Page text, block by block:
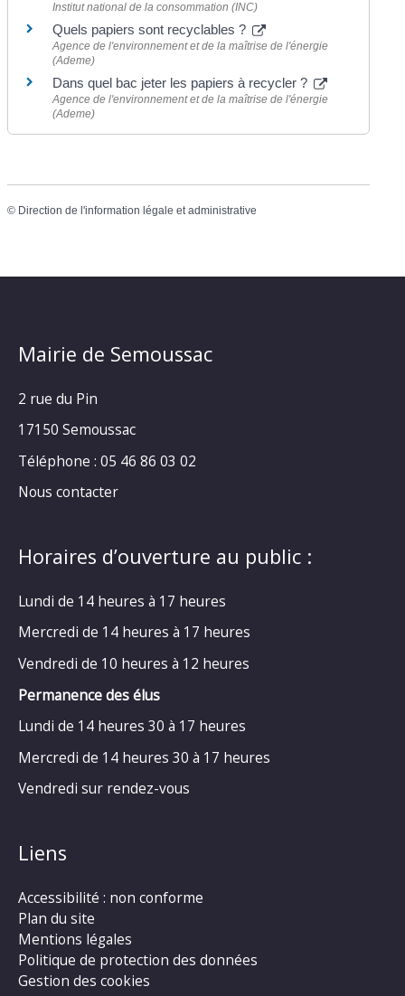
Institut national de la consommation (INC)
Quels papiers sont recyclables ?
Agence de l'environnement et de la maîtrise de l'énergie
(Ademe)
Dans quel bac jeter les papiers à recycler ?
Agence de l'environnement et de la maîtrise de l'énergie
(Ademe)
© Direction de l'information légale et administrative
Mairie de Semoussac
2 rue du Pin
17150 Semoussac
Téléphone : 05 46 86 03 02
Nous contacter
Horaires d’ouverture au public :
Lundi de 14 heures à 17 heures
Mercredi de 14 heures à 17 heures
Vendredi de 10 heures à 12 heures
Permanence des élus
Lundi de 14 heures 30 à 17 heures
Mercredi de 14 heures 30 à 17 heures
Vendredi sur rendez-vous
Liens
Accessibilité : non conforme
Plan du site
Mentions légales
Politique de protection des données
Gestion des cookies